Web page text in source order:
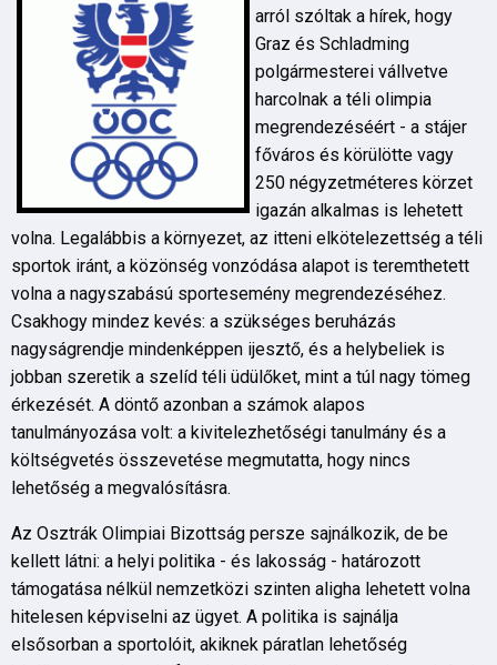
arról szóltak a hírek, hogy
Graz és Schladming
polgármesterei vállvetve
harcolnak a téli olimpia
megrendezéséért - a stájer
főváros és körülötte vagy
250 négyzetméteres körzet
igazán alkalmas is lehetett
volna. Legalábbis a környezet, az itteni elkötelezettség a téli
sportok iránt, a közönség vonzódása alapot is teremthetett
volna a nagyszabású sportesemény megrendezéséhez.
Csakhogy mindez kevés: a szükséges beruházás
nagyságrendje mindenképpen ijesztő, és a helybeliek is
jobban szeretik a szelíd téli üdülőket, mint a túl nagy tömeg
érkezését. A döntő azonban a számok alapos
tanulmányozása volt: a kivitelezhetőségi tanulmány és a
költségvetés összevetése megmutatta, hogy nincs
lehetőség a megvalósításra.
Az Osztrák Olimpiai Bizottság persze sajnálkozik, de be
kellett látni: a helyi politika - és lakosság - határozott
támogatása nélkül nemzetközi szinten aligha lehetett volna
hitelesen képviselni az ügyet. A politika is sajnálja
elsősorban a sportolóit, akiknek páratlan lehetőség